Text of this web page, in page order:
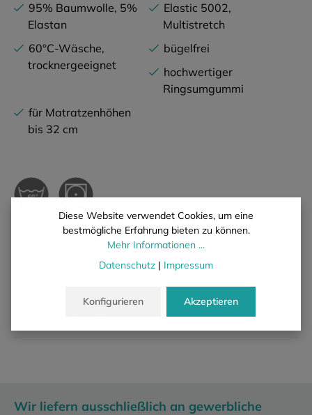
95% Baumwolle, 5%
Elastan
Elastic 5002,
Multistretch
60°C-Wäsche,
trocknergeeignet
bügelfrei
hochwertiger
Ringsumgummi
für Matratzenhöhen
bis 32 cm
Beschreibung
Für alle, die ein hochelastisches Spannbettlaken benötigen,
Wir liefern ausschließlich an gewerbliche
Diese Website verwendet Cookies, um eine
bestmögliche Erfahrung bieten zu können.
Mehr Informationen ...
Datenschutz | Impressum
Konfigurieren Akzeptieren